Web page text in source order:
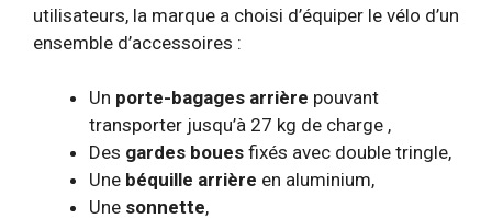
utilisateurs, la marque a choisi d’équiper le vélo d’un
ensemble d’accessoires :
Un porte-bagages arrière pouvant
transporter jusqu’à 27 kg de charge ,
Des gardes boues fixés avec double tringle,
Une béquille arrière en aluminium,
Une sonnette,